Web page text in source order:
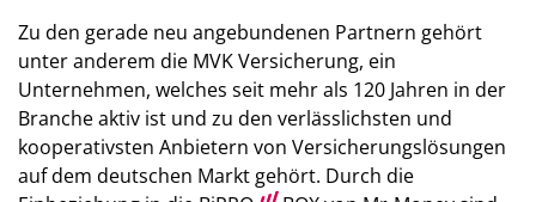
Zu den gerade neu angebundenen Partnern gehört
unter anderem die MVK Versicherung, ein
Unternehmen, welches seit mehr als 120 Jahren in der
Branche aktiv ist und zu den verlässlichsten und
kooperativsten Anbietern von Versicherungslösungen
auf dem deutschen Markt gehört. Durch die